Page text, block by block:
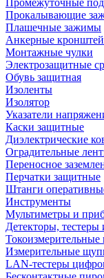
Промежуточные
Прокалывающие
Плашечные зажимы
Анкерные
Монтажные чулки
Электрозащитные
Обувь защитная
Изоленты
Изолятор
Указатели
Каски защитные
Диэлектрические
Оградительные
Переносное
Перчатки защитные
Штанги
Инструменты
Мультиметры и
Детекторы,
Токоизмерительные
Измерительные
LAN-тестеры